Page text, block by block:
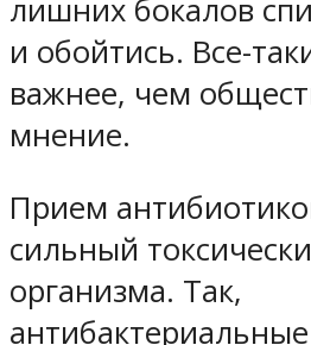
лишних бокалов
и обойтись. Все-
важнее, чем
мнение.
Прием
сильный
организма. Так,